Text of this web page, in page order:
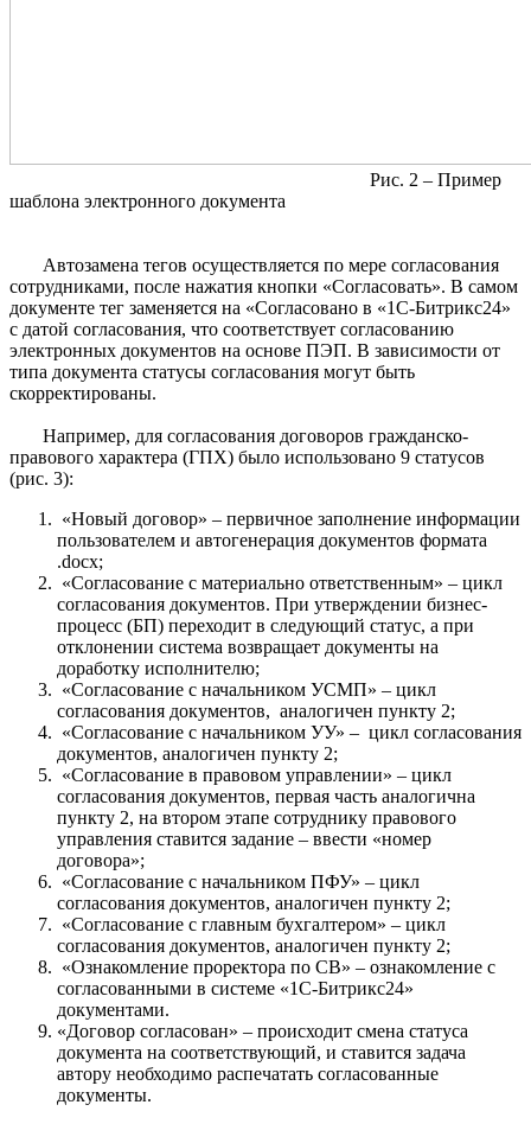
Рис. 2 – Пример
шаблона электронного документа
Автозамена тегов осуществляется по мере согласования
сотрудниками, после нажатия кнопки «Согласовать». В самом
документе тег заменяется на «Согласовано в «1С-Битрикс24»
с датой согласования, что соответствует согласованию
электронных документов на основе ПЭП. В зависимости от
типа документа статусы согласования могут быть
скорректированы.
Например, для согласования договоров гражданско-
правового характера (ГПХ) было использовано 9 статусов
(рис. 3):
«Новый договор» – первичное заполнение информации
пользователем и автогенерация документов формата
.docx;
«Согласование с материально ответственным» – цикл
согласования документов. При утверждении бизнес-
процесс (БП) переходит в следующий статус, а при
отклонении система возвращает документы на
доработку исполнителю;
«Согласование с начальником УСМП» – цикл
согласования документов, аналогичен пункту 2;
«Согласование с начальником УУ» – цикл согласования
документов, аналогичен пункту 2;
«Согласование в правовом управлении» – цикл
согласования документов, первая часть аналогична
пункту 2, на втором этапе сотруднику правового
управления ставится задание – ввести «номер
договора»;
«Согласование с начальником ПФУ» – цикл
согласования документов, аналогичен пункту 2;
«Согласование с главным бухгалтером» – цикл
согласования документов, аналогичен пункту 2;
«Ознакомление проректора по СВ» – ознакомление с
согласованными в системе «1С-Битрикс24»
документами.
«Договор согласован» – происходит смена статуса
документа на соответствующий, и ставится задача
автору необходимо распечатать согласованные
документы.